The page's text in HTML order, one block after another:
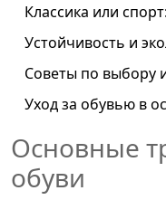
Классика или
Устойчивость и
Советы по выбору
Уход за обувью в
Основные
обуви